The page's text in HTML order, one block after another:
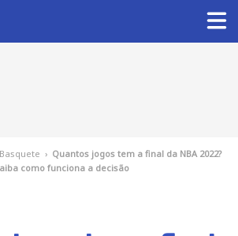
Basquete › Quantos jogos tem a final da NBA 2022?
como funciona a decisão